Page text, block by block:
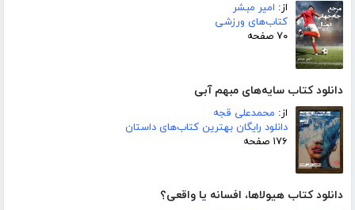
از: امیر مبشر
کتاب‌های ورزشی
۷۰ صفحه
دانلود کتاب سایه‌های مبهم آبی
از: محمدعلی قجه
دانلود رایگان بهترین کتاب‌های داستان
۱۷۶ صفحه
دانلود کتاب هیولاها، افسانه یا واقعی؟